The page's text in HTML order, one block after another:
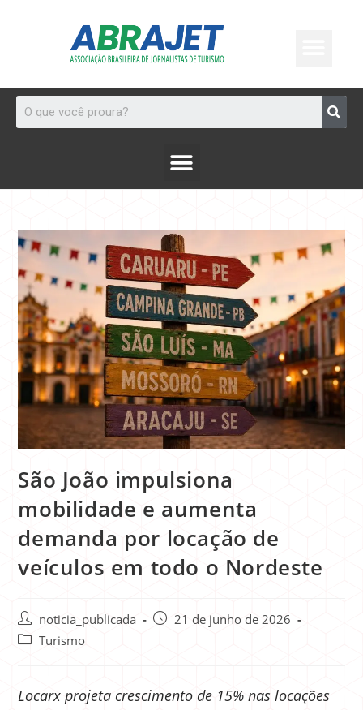
São João impulsiona
mobilidade e aumenta
demanda por locação de
veículos em todo o Nordeste
noticia_publicada
21 de junho de 2026
Turismo
Locarx projeta crescimento de 15% nas locações